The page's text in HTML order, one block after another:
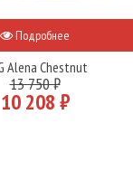
Подробнее
Alena Chestnut
13 750 ₽
10 208 ₽